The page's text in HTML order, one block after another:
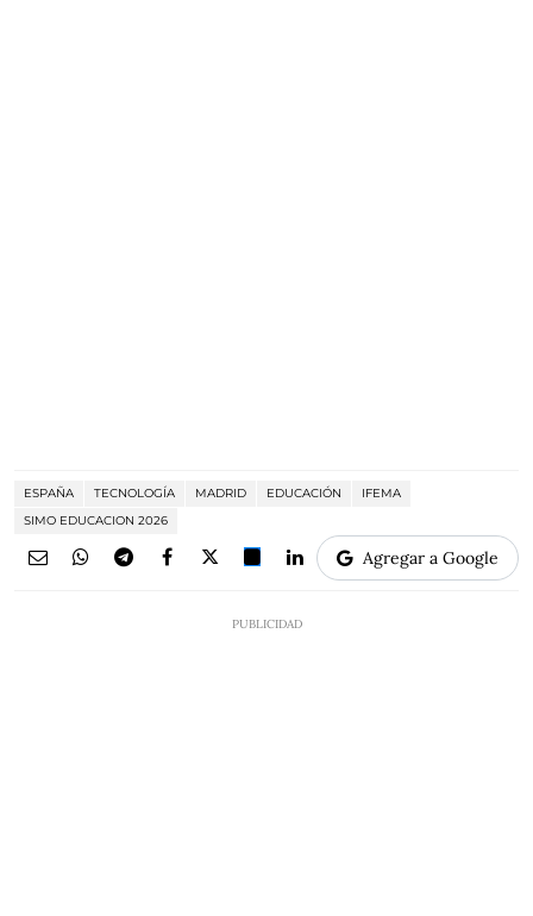
ESPAÑA TECNOLOGÍA MADRID EDUCACIÓN
IFEMA
SIMO EDUCACION 2026
Agregar a Google